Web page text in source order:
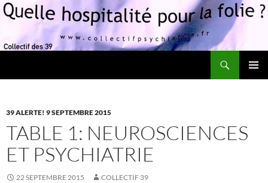
39 ALERTE! 9 SEPTEMBRE 2015
TABLE 1: NEUROSCIENCES
ET PSYCHIATRIE
22 SEPTEMBRE 2015 COLLECTIF 39